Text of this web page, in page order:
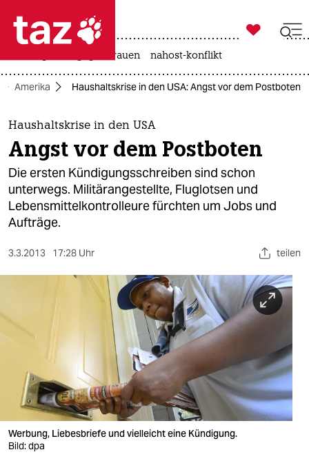
 taz zahl ich
taz zahl ich
themen
politik
öko
gesellschaft
kultur
sport
nord
wahrheit
verlag
verlag

taz zahl ich
gewalt gegen frauen nahost-konflikt
Amerika Haushaltskrise in den USA: Angst vor dem Postboten
Haushaltskrise in den USA
Angst vor dem Postboten
Die ersten Kündigungsschreiben sind schon
unterwegs. Militärangestellte, Fluglotsen und
Lebensmittelkontrolleure fürchten um Jobs und
Aufträge.
3.3.2013 17:28 Uhr teilen
Werbung, Liebesbriefe und vielleicht eine Kündigung.
Bild: dpa